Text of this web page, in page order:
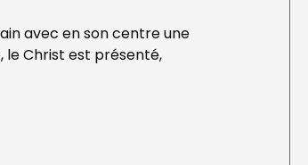
avec en son centre une
le Christ est présenté,